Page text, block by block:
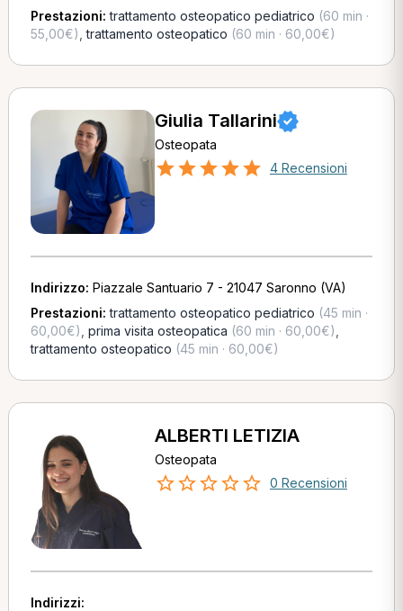
Prestazioni:trattamento osteopatico pediatrico (60 min ·
55,00€) ,trattamento osteopatico (60 min · 60,00€)
Giulia Tallarini
Osteopata
4 Recensioni
Indirizzo: Piazzale Santuario 7 - 21047 Saronno (VA)
Prestazioni:trattamento osteopatico pediatrico (45 min ·
60,00€) prima visita osteopatica (60 min · 60,00€)
trattamento osteopatico (45 min · 60,00€)
ALBERTI LETIZIA
Osteopata
0 Recensioni
Indirizzi: